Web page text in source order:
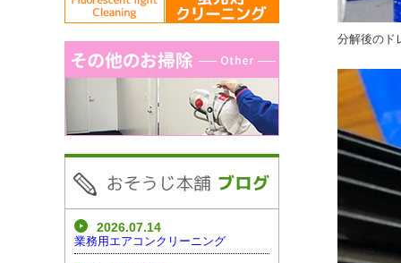
分解後のド
2026.07.14
業務用エアコンクリーニング